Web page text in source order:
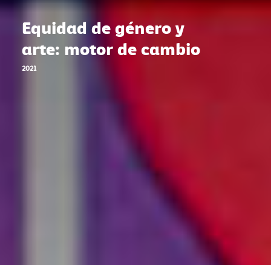
Equidad de género y
arte: motor de cambio
2021